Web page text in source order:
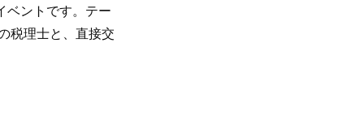
ベントです。テー
税理士と、直接交